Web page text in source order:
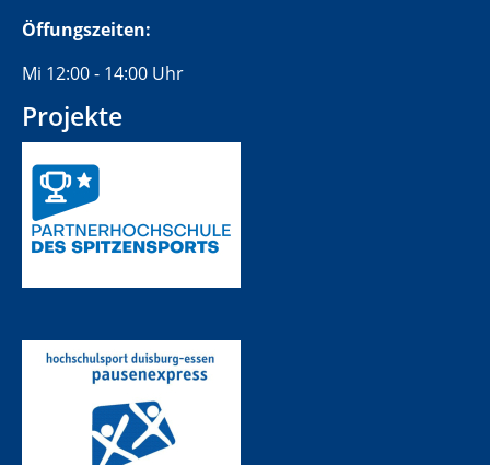
Öffungszeiten:
Mi 12:00 - 14:00 Uhr
Projekte